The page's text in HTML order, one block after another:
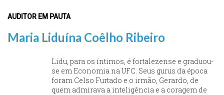
AUDITOR EM PAUTA
Maria Liduína Coêlho Ribeiro
Lidu, para os íntimos, é fortalezense e graduou-
se em Economia na UFC. Seus gurus da época
foram Celso Furtado e o irmão, Gerardo, de
quem admirava a inteligência e a coragem de